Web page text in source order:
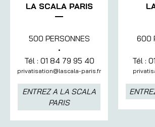
LA SCALA PARIS
500 PERSONNES
•
Tél : 01 84 79 95 40
privatisation@lascala-paris.fr
ENTREZ A LA SCALA
PARIS
600
Tél :